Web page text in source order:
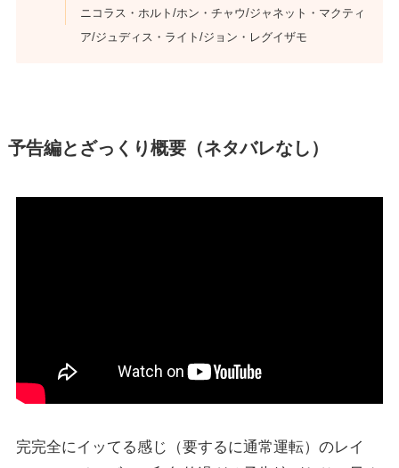
ニコラス・ホルト/ホン・チャウ/ジャネット・マクティ
ア/ジュディス・ライト/ジョン・レグイザモ
予告編とざっくり概要（ネタバレなし）
完完全にイッてる感じ（要するに通常運転）のレイ